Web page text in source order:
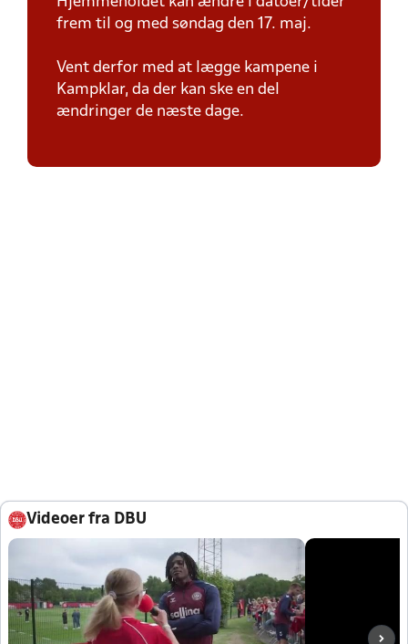
frem til og med søndag den 17. maj.
Vent derfor med at lægge kampene i
Kampklar, da der kan ske en del
ændringer de næste dage.
Videoer fra DBU